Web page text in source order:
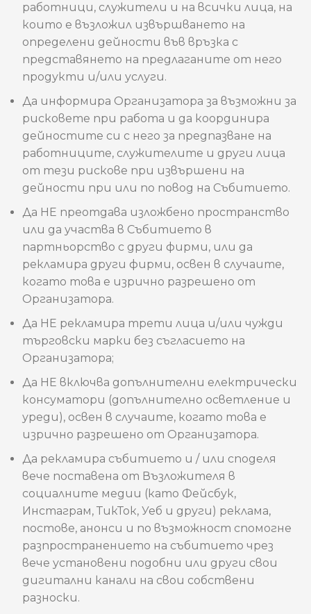
работници, служители и на всички лица, на
които е възложил извършването на
определени дейности във връзка с
представянето на предлаганите от него
продукти и/или услуги.
Да информира Организатора за възможни за
рисковете при работа и да координира
дейностите си с него за предпазване на
работниците, служителите и други лица
от тези рискове при извършени на
дейности при или по повод на Събитието.
Да НЕ преотдава изложбено пространство
или да участва в Събитието в
партньорство с други фирми, или да
рекламира други фирми, освен в случаите,
когато това е изрично разрешено от
Организатора.
Да НЕ рекламира трети лица и/или чужди
търговски марки без съгласието на
Организатора;
Да НЕ включва допълнителни електрически
консуматори (допълнително осветление и
уреди), освен в случаите, когато това е
изрично разрешено от Организатора.
Да рекламира събитието и / или споделя
вече поставена от Възложителя в
социалните медии (като Фейсбук,
Инстаграм, ТикТок, Уеб и други) реклама,
постове, анонси и по възможност спомогне
разпространението на събитието чрез
вече установени подобни или други свои
дигитални канали на свои собствени
разноски.